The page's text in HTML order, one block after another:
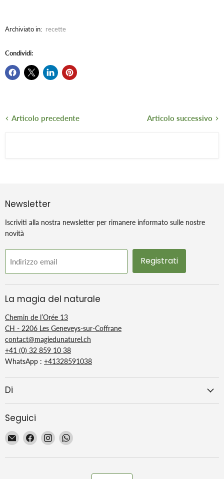
Archiviato in: recette
Condividi:
Articolo precedente Articolo successivo
Newsletter
Iscriviti alla nostra newsletter per rimanere informato sulle nostre
novità
Indirizzo email Registrati
La magia del naturale
Chemin de l’Orée 13
CH - 2206 Les Geneveys-sur-Coffrane
contact@magiedunaturel.ch
+41 (0) 32 859 10 38
WhatsApp : +41328591038
Di
Seguici
Email
Magie
Trovaci
Facebook
Trovaci
Instagram
Trovaci
WhatsApp